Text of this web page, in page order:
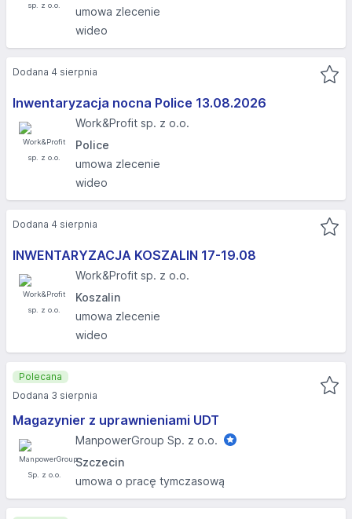
umowa zlecenie
wideo
Inwentaryzacja nocna Police 13.08.2026​
Work&Profit sp. z o.o.
Police
umowa zlecenie
wideo
Dodana 4 sierpnia
INWENTARYZACJA KOSZALIN 17-19.08​
Work&Profit sp. z o.o.
Koszalin
umowa zlecenie
wideo
Dodana 4 sierpnia
Magazynier z uprawnieniami UDT
ManpowerGroup Sp. z o.o.
Szczecin
umowa o pracę tymczasową
Polecana
Dodana 3 sierpnia